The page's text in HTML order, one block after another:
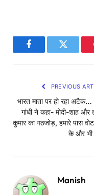
FacebookTwitter
PREVIOUS
भारत माता पर हो रहा अटैक…
गांधी ने कहा- मोदी-शाह और
कुमार का गठजोड़, हमारे पास वोट
के और
Manish